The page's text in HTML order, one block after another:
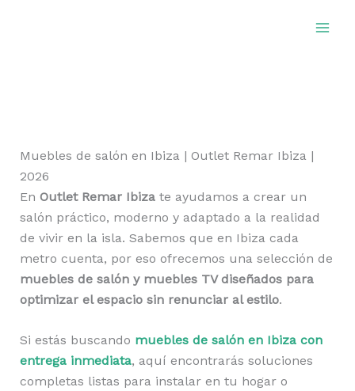
Muebles de salón en Ibiza | Outlet Remar Ibiza |
2026
En Outlet Remar Ibizate ayudamos a crear un
salón práctico, moderno y adaptado a la realidad
de vivir en la isla. Sabemos que en Ibiza cada
metro cuenta, por eso ofrecemos una selección de
muebles de salón y muebles TV diseñados para
optimizar el espacio sin renunciar al estilo.
Si estás buscando muebles de salón en Ibiza con
entrega inmediata, aquí encontrarás soluciones
completas listas para instalar en tu hogar o